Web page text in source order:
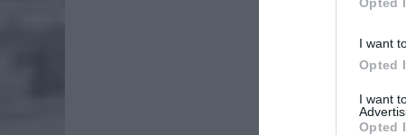
I want
Opted
I want
Opted